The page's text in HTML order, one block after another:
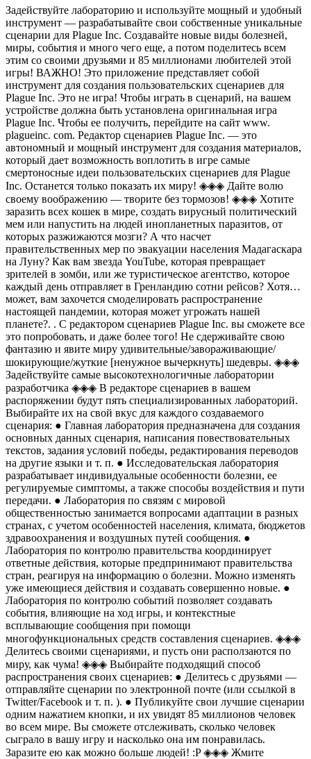
Задействуйте лабораторию и используйте мощный и удобный
инструмент — разрабатывайте свои собственные уникальные
сценарии для Plague Inc. Создавайте новые виды болезней,
миры, события и много чего еще, а потом поделитесь всем
этим со своими друзьями и 85 миллионами любителей этой
игры! ВАЖНО! Это приложение представляет собой
инструмент для создания пользовательских сценариев для
Plague Inc. Это не игра! Чтобы играть в сценарий, на вашем
устройстве должна быть установлена оригинальная игра
Plague Inc. Чтобы ее получить, перейдите на сайт www.
plagueinc. com. Редактор сценариев Plague Inc. — это
автономный и мощный инструмент для создания материалов,
который дает возможность воплотить в игре самые
смертоносные идеи пользовательских сценариев для Plague
Inc. Останется только показать их миру! ◈◈◈ Дайте волю
своему воображению — творите без тормозов! ◈◈◈ Хотите
заразить всех кошек в мире, создать вирусный политический
мем или напустить на людей инопланетных паразитов, от
которых разжижаются мозги? А что насчет
правительственных мер по эвакуации населения Мадагаскара
на Луну? Как вам звезда YouTube, которая превращает
зрителей в зомби, или же туристическое агентство, которое
каждый день отправляет в Гренландию сотни рейсов? Хотя…
может, вам захочется смоделировать распространение
настоящей пандемии, которая может угрожать нашей
планете?. . С редактором сценариев Plague Inc. вы сможете все
это попробовать, и даже более того! Не сдерживайте свою
фантазию и явите миру удивительные/завораживающие/
шокирующие/жуткие [ненужное вычеркнуть] шедевры. ◈◈◈
Задействуйте самые высокотехнологичные лаборатории
разработчика ◈◈◈ В редакторе сценариев в вашем
распоряжении будут пять специализированных лабораторий.
Выбирайте их на свой вкус для каждого создаваемого
сценария: ● Главная лаборатория предназначена для создания
основных данных сценария, написания повествовательных
текстов, задания условий победы, редактирования переводов
на другие языки и т. п. ● Исследовательская лаборатория
разрабатывает индивидуальные особенности болезни, ее
регулируемые симптомы, а также способы воздействия и пути
передачи. ● Лаборатория по связям с мировой
общественностью занимается вопросами адаптации в разных
странах, с учетом особенностей населения, климата, бюджетов
здравоохранения и воздушных путей сообщения. ●
Лаборатория по контролю правительства координирует
ответные действия, которые предпринимают правительства
стран, реагируя на информацию о болезни. Можно изменять
уже имеющиеся действия и создавать совершенно новые. ●
Лаборатория по контролю событий позволяет создавать
события, влияющие на ход игры, и контекстные
всплывающие сообщения при помощи
многофункциональных средств составления сценариев. ◈◈◈
Делитесь своими сценариями, и пусть они расползаются по
миру, как чума! ◈◈◈ Выбирайте подходящий способ
распространения своих сценариев: ● Делитесь с друзьями —
отправляйте сценарии по электронной почте (или ссылкой в
Twitter/Facebook и т. п. ). ● Публикуйте свои лучшие сценарии
одним нажатием кнопки, и их увидят 85 миллионов человек
во всем мире. Вы сможете отслеживать, сколько человек
сыграло в вашу игру и насколько она им понравилась.
Заразите ею как можно больше людей! :P ◈◈◈ Жмите